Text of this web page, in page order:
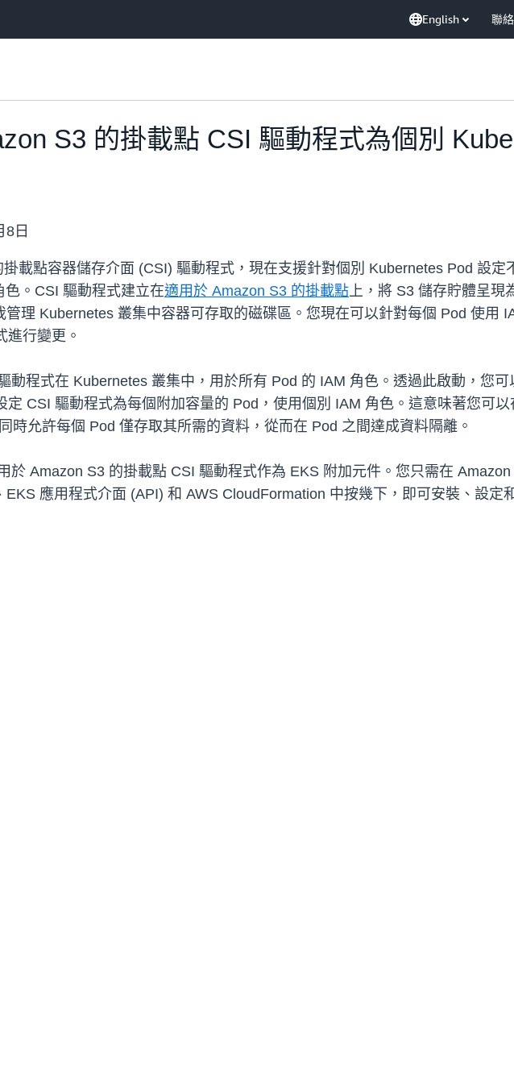
English 聯
S3 的掛載點 CSI 驅動程式為個別
8日
載點容器儲存介面 (CSI) 驅動程式，現在支援針對個別 Kubernetes Pod 設定
色。CSI 驅動程式建立在適用於 Amazon S3 的掛載點上，將 S3 儲存貯體呈現
管理 Kubernetes 叢集中容器可存取的磁碟區。您現在可以針對每個 Pod 使用
進行變更。
動程式在 Kubernetes 叢集中，用於所有 Pod 的 IAM 角色。透過此啟動，您
定 CSI 驅動程式為每個附加容量的 Pod，使用個別 IAM 角色。這意味著您可
時允許每個 Pod 僅存取其所需的資料，從而在 Pod 之間達成資料隔離。
於 Amazon S3 的掛載點 CSI 驅動程式作為 EKS 附加元件。您只需在
EKS 應用程式介面 (API) 和 AWS CloudFormation 中按幾下，即可安裝、設定